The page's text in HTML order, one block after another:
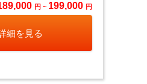
円 ~ 199,000 円
細を見る